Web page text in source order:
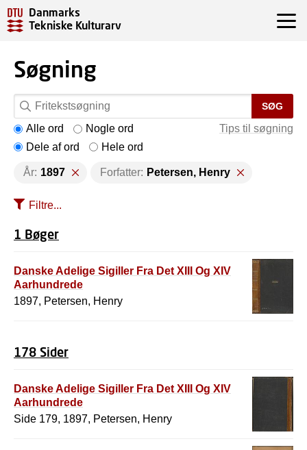
Danmarks
Tekniske Kulturarv
Søgning
SØG
Tips til søgning
Alle ord
Nogle ord
Dele af ord
Hele ord
År: 1897 Forfatter: Petersen, Henry
Filtre...
1 Bøger
Danske Adelige Sigiller Fra Det XIII Og XIV
Aarhundrede
1897, Petersen, Henry
178 Sider
Danske Adelige Sigiller Fra Det XIII Og XIV
Aarhundrede
Side 179, 1897, Petersen, Henry